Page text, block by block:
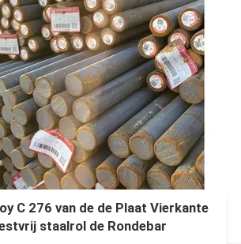
C 276 van de de Plaat Vierkante
staalrol de Rondebar